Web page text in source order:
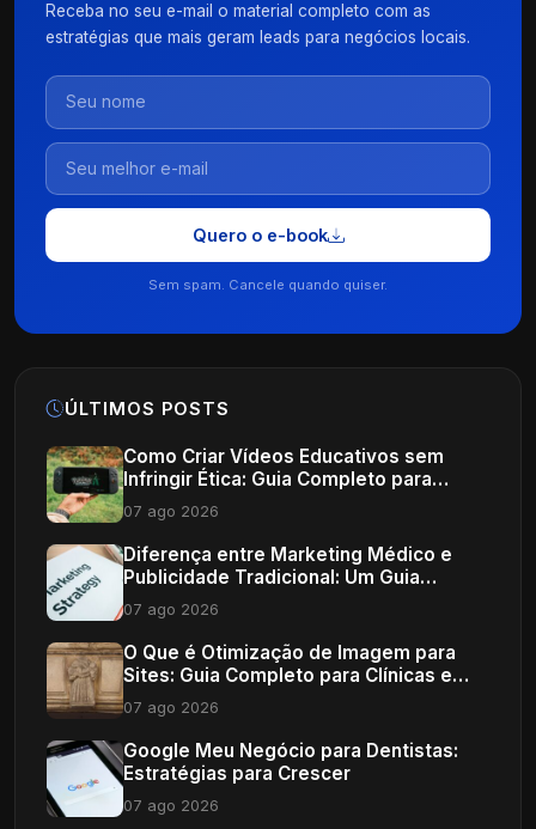
Receba no seu e-mail o material completo com as
estratégias que mais geram leads para negócios locais.
Quero o e-book
Sem spam. Cancele quando quiser.
ÚLTIMOS POSTS
Como Criar Vídeos Educativos sem
Infringir Ética: Guia Completo para
Profissionais de Saúde
07 ago 2026
Diferença entre Marketing Médico e
Publicidade Tradicional: Um Guia
Completo
07 ago 2026
O Que é Otimização de Imagem para
Sites: Guia Completo para Clínicas e
Consultórios
07 ago 2026
Google Meu Negócio para Dentistas:
Estratégias para Crescer
07 ago 2026